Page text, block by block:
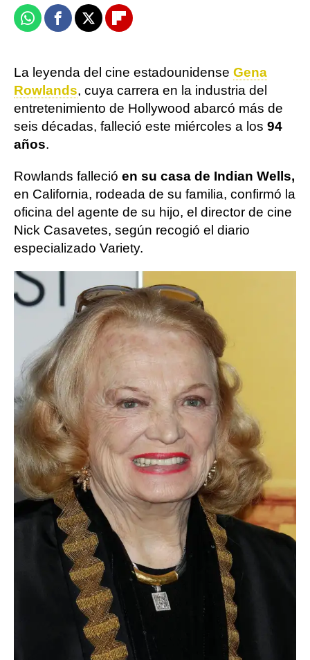
WhatsappFacebook
X Flipboard
La leyenda del cine estadounidense Gena
Rowlands, cuya carrera en la industria del
entretenimiento de Hollywood abarcó más de
seis décadas, falleció este miércoles a los 94
años.
Rowlands falleció en su casa de Indian Wells,
en California, rodeada de su familia, confirmó la
oficina del agente de su hijo, el director de cine
Nick Casavetes, según recogió el diario
especializado Variety.